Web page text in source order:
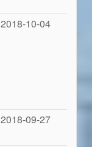
2018-10-04
2018-09-27